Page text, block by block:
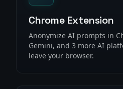
Chrome Extension
Anonymize AI prompts in
Gemini, and 3 more AI
leave your browser.